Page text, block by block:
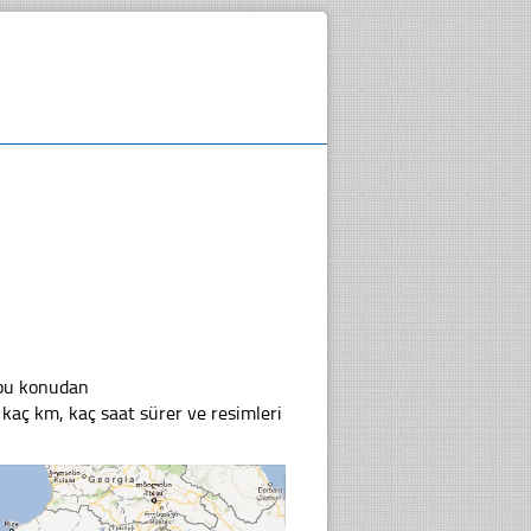
konudan
km, kaç saat sürer ve resimleri